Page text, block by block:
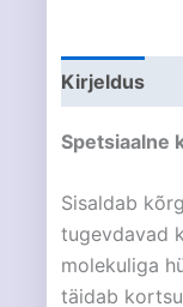
Kirjeldus
Spetsiaalne
Sisaldab
tugevdavad
molekuliga
täidab